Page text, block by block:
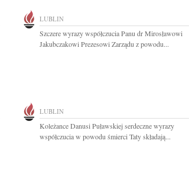
LUBLIN
Szczere wyrazy współczucia Panu dr Mirosławowi
Jakubczakowi Prezesowi Zarządu z powodu...
LUBLIN
Koleżance Danusi Puławskiej serdeczne wyrazy
współczucia w powodu śmierci Taty składają...